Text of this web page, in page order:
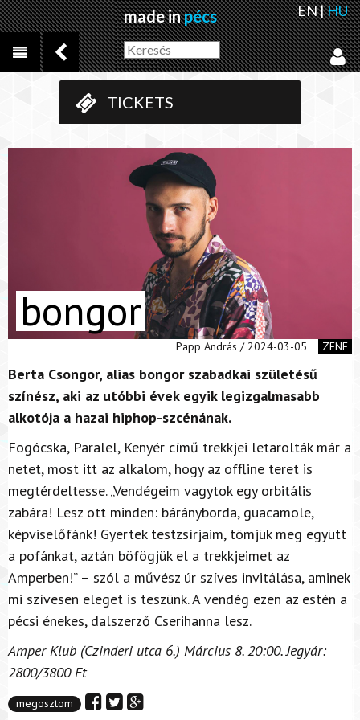
made inpécs EN|HU
TICKETS
bongor
Papp András / 2024-03-05 ZENE
Berta Csongor, alias bongor szabadkai születésű
színész, aki az utóbbi évek egyik legizgalmasabb
alkotója a hazai hiphop-szcénának.
Fogócska, Paralel, Kenyér című trekkjei letarolták már a
netet, most itt az alkalom, hogy az offline teret is
megtérdeltesse. „Vendégeim vagytok egy orbitális
zabára! Lesz ott minden: bárányborda, guacamole,
képviselőfánk! Gyertek testzsírjaim, tömjük meg együtt
a pofánkat, aztán böfögjük el a trekkjeimet az
Amperben!” – szól a művész úr szíves invitálása, aminek
mi szívesen eleget is teszünk. A vendég ezen az estén a
pécsi énekes, dalszerző Cserihanna lesz.
Amper Klub (Czinderi utca 6.) Március 8. 20:00. Jegyár:
2800/3800 Ft
megosztom